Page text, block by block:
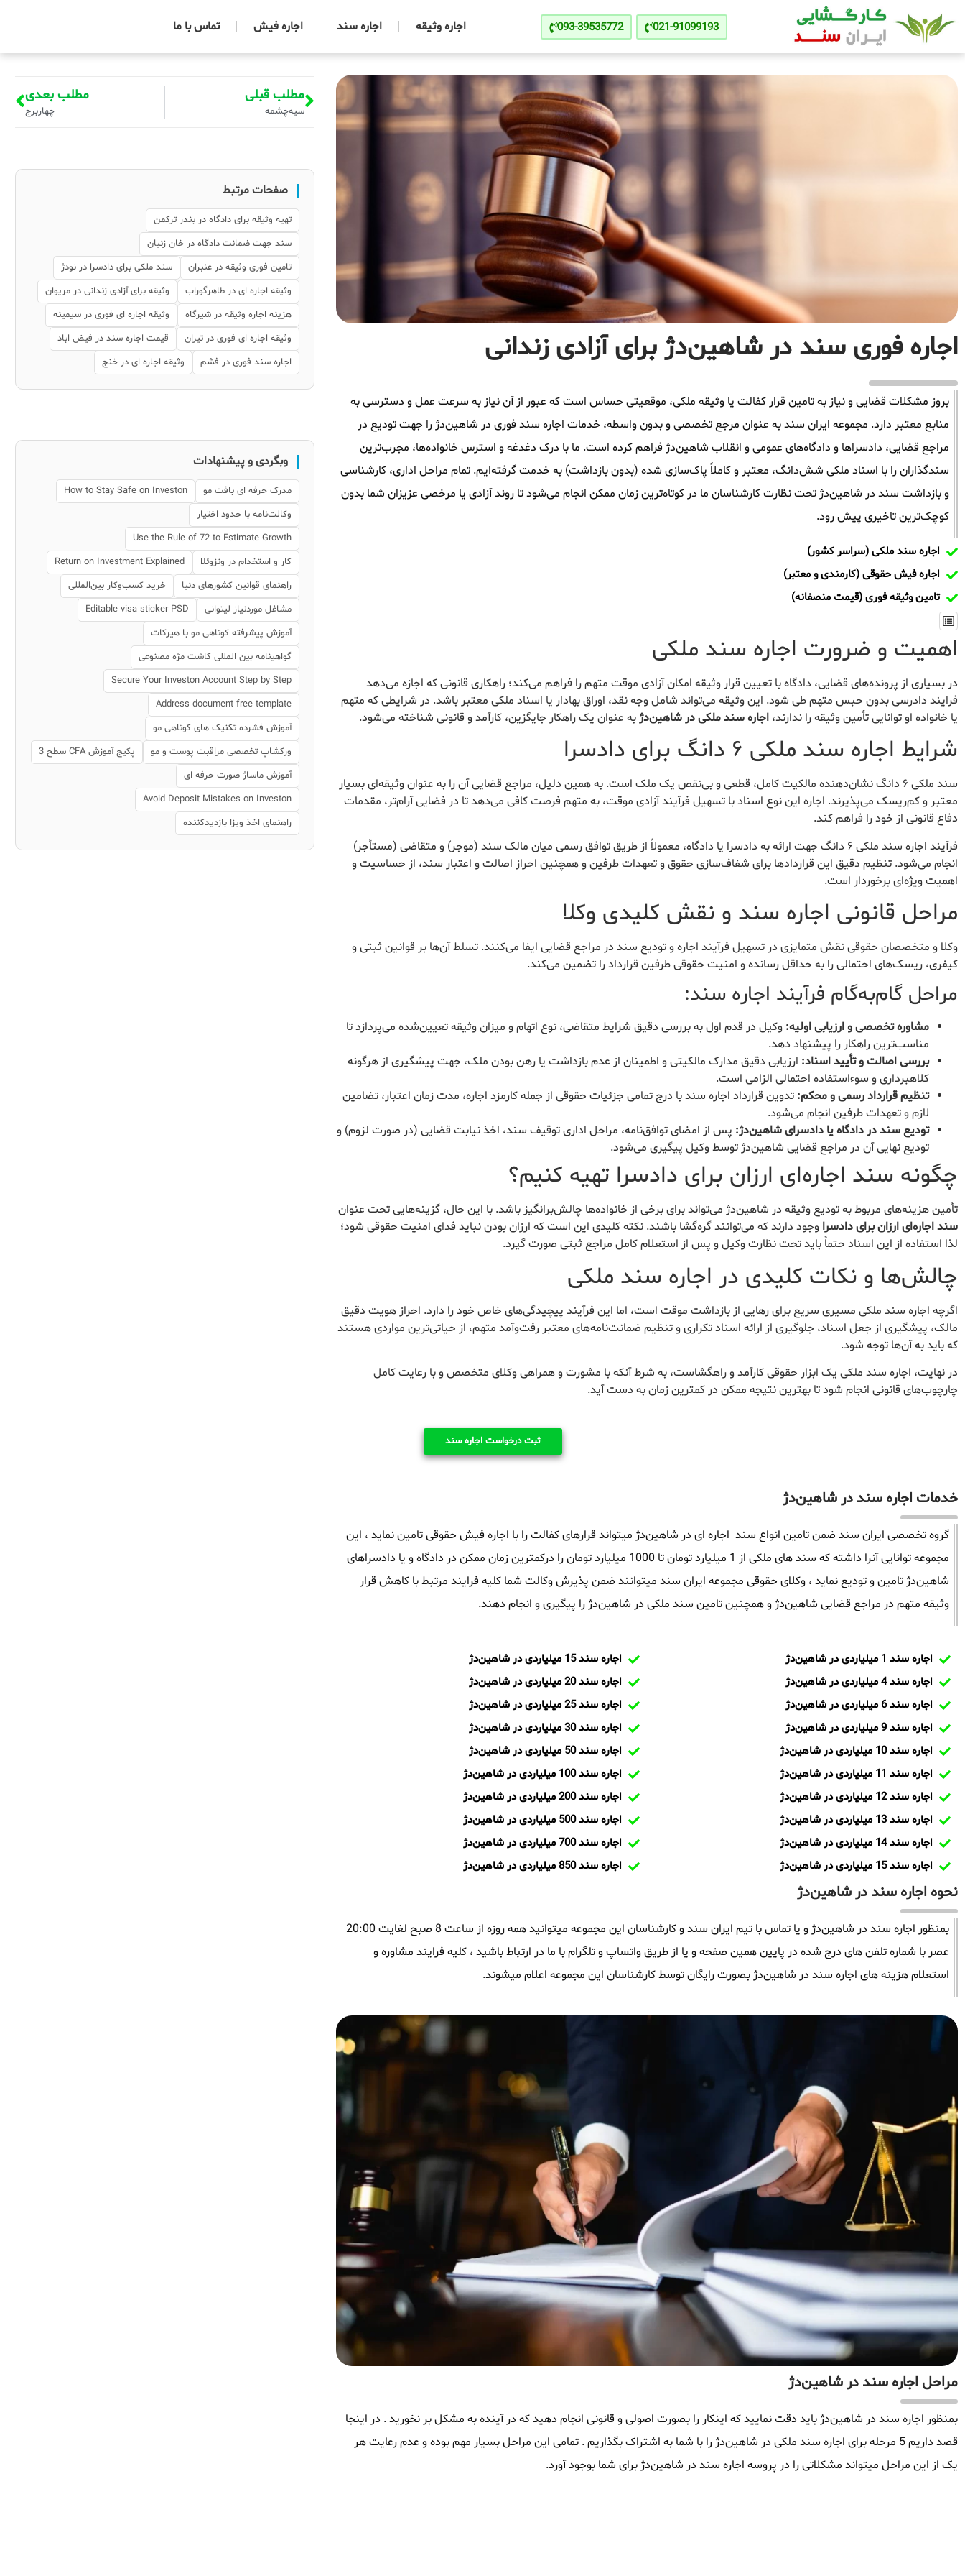
021-91099193
093-39535772 اجاره وثیقه اجاره سند اجاره فیش تماس با ما
اجاره فوری سند در شاهین‌دژ برای آزادی زندانی
بروز مشکلات قضایی و نیاز به تامین قرار کفالت یا وثیقه ملکی، موقعیتی حساس است که عبور از آن نیاز به سرعت عمل و دسترسی به
منابع معتبر دارد. مجموعه ایران سند به عنوان مرجع تخصصی و بدون واسطه، خدمات اجاره سند فوری در شاهین‌دژ را جهت تودیع در
مراجع قضایی، دادسراها و دادگاه‌های عمومی و انقلاب شاهین‌دژ فراهم کرده است. ما با درک دغدغه و استرس خانواده‌ها، مجرب‌ترین
سندگذاران را با اسناد ملکی شش‌دانگ، معتبر و کاملاً پاک‌سازی شده (بدون بازداشت) به خدمت گرفته‌ایم. تمام مراحل اداری، کارشناسی
و بازداشت سند در شاهین‌دژ تحت نظارت کارشناسان ما در کوتاه‌ترین زمان ممکن انجام می‌شود تا روند آزادی یا مرخصی عزیزان شما بدون
کوچک‌ترین تاخیری پیش رود.
اجاره سند ملکی (سراسر کشور)
اجاره فیش حقوقی (کارمندی و معتبر)
تامین وثیقه فوری (قیمت منصفانه)
اهمیت و ضرورت اجاره سند ملکی
در بسیاری از پرونده‌های قضایی، دادگاه با تعیین قرار وثیقه امکان آزادی موقت متهم را فراهم می‌کند؛ راهکاری قانونی که اجازه می‌دهد
فرایند دادرسی بدون حبس متهم طی شود. این وثیقه می‌تواند شامل وجه نقد، اوراق بهادار یا اسناد ملکی معتبر باشد. در شرایطی که متهم
یا خانواده او توانایی تأمین وثیقه را ندارند، اجاره سند ملکی در شاهین‌دژبه عنوان یک راهکار جایگزین، کارآمد و قانونی شناخته می‌شود.
شرایط اجاره سند ملکی ۶ دانگ برای دادسرا
سند ملکی ۶ دانگ نشان‌دهنده مالکیت کامل، قطعی و بی‌نقص یک ملک است. به همین دلیل، مراجع قضایی آن را به عنوان وثیقه‌ای بسیار
معتبر و کم‌ریسک می‌پذیرند. اجاره این نوع اسناد با تسهیل فرآیند آزادی موقت، به متهم فرصت کافی می‌دهد تا در فضایی آرام‌تر، مقدمات
دفاع قانونی از خود را فراهم کند.
فرآیند اجاره سند ملکی ۶ دانگ جهت ارائه به دادسرا یا دادگاه، معمولاً از طریق توافق رسمی میان مالک سند (موجر) و متقاضی (مستأجر)
انجام می‌شود. تنظیم دقیق این قراردادها برای شفاف‌سازی حقوق و تعهدات طرفین و همچنین احراز اصالت و اعتبار سند، از حساسیت و
اهمیت ویژه‌ای برخوردار است.
مراحل قانونی اجاره سند و نقش کلیدی وکلا
وکلا و متخصصان حقوقی نقش متمایزی در تسهیل فرآیند اجاره و تودیع سند در مراجع قضایی ایفا می‌کنند. تسلط آن‌ها بر قوانین ثبتی و
کیفری، ریسک‌های احتمالی را به حداقل رسانده و امنیت حقوقی طرفین قرارداد را تضمین می‌کند.
مراحل گام‌به‌گام فرآیند اجاره سند:
مشاوره تخصصی و ارزیابی اولیه: وکیل در قدم اول به بررسی دقیق شرایط متقاضی، نوع اتهام و میزان وثیقه تعیین‌شده می‌پردازد تا
مناسب‌ترین راهکار را پیشنهاد دهد.
بررسی اصالت و تأیید اسناد: ارزیابی دقیق مدارک مالکیتی و اطمینان از عدم بازداشت یا رهن بودن ملک، جهت پیشگیری از هرگونه
کلاهبرداری و سوءاستفاده احتمالی الزامی است.
تنظیم قرارداد رسمی و محکم: تدوین قرارداد اجاره سند با درج تمامی جزئیات حقوقی از جمله کارمزد اجاره، مدت زمان اعتبار، تضامین
لازم و تعهدات طرفین انجام می‌شود.
تودیع سند در دادگاه یا دادسرای شاهین‌دژ: پس از امضای توافق‌نامه، مراحل اداری توقیف سند، اخذ نیابت قضایی (در صورت لزوم) و
تودیع نهایی آن در مراجع قضایی شاهین‌دژ توسط وکیل پیگیری می‌شود.
چگونه سند اجاره‌ای ارزان برای دادسرا تهیه کنیم؟
تأمین هزینه‌های مربوط به تودیع وثیقه در شاهین‌دژ می‌تواند برای برخی از خانواده‌ها چالش‌برانگیز باشد. با این حال، گزینه‌هایی تحت عنوان
سند اجاره‌ای ارزان برای دادسرا وجود دارند که می‌توانند گره‌گشا باشند. نکته کلیدی این است که ارزان بودن نباید فدای امنیت حقوقی شود؛
لذا استفاده از این اسناد حتماً باید تحت نظارت وکیل و پس از استعلام کامل مراجع ثبتی صورت گیرد.
چالش‌ها و نکات کلیدی در اجاره سند ملکی
اگرچه اجاره سند ملکی مسیری سریع برای رهایی از بازداشت موقت است، اما این فرآیند پیچیدگی‌های خاص خود را دارد. احراز هویت دقیق
مالک، پیشگیری از جعل اسناد، جلوگیری از ارائه اسناد تکراری و تنظیم ضمانت‌نامه‌های معتبر رفت‌وآمد متهم، از حیاتی‌ترین مواردی هستند
که باید به آن‌ها توجه شود.
در نهایت، اجاره سند ملکی یک ابزار حقوقی کارآمد و راهگشاست، به شرط آنکه با مشورت و همراهی وکلای متخصص و با رعایت کامل
چارچوب‌های قانونی انجام شود تا بهترین نتیجه ممکن در کمترین زمان به دست آید.
ثبت درخواست اجاره سند
خدمات اجاره سند در شاهین‌دژ
گروه تخصصی ایران سند ضمن تامین انواع سند اجاره ای در شاهین‌دژ میتواند قرارهای کفالت را با اجاره فیش حقوقی تامین نماید ، این
مجموعه توانایی آنرا داشته که سند های ملکی از 1 میلیارد تومان تا 1000 میلیارد تومان را درکمترین زمان ممکن در دادگاه و یا دادسراهای
شاهین‌دژ تامین و تودیع نماید ، وکلای حقوقی مجموعه ایران سند میتوانند ضمن پذیرش وکالت شما کلیه فرایند مرتبط با کاهش قرار
وثیقه متهم در مراجع قضایی شاهین‌دژ و همچنین تامین سند ملکی در شاهین‌دژ را پیگیری و انجام دهند.
اجاره سند 1 میلیاردی در شاهین‌دژ
اجاره سند 4 میلیاردی در شاهین‌دژ
اجاره سند 6 میلیاردی در شاهین‌دژ
اجاره سند 9 میلیاردی در شاهین‌دژ
اجاره سند 10 میلیاردی در شاهین‌دژ
اجاره سند 11 میلیاردی در شاهین‌دژ
اجاره سند 12 میلیاردی در شاهین‌دژ
اجاره سند 13 میلیاردی در شاهین‌دژ
اجاره سند 14 میلیاردی در شاهین‌دژ
اجاره سند 15 میلیاردی در شاهین‌دژ
اجاره سند 15 میلیاردی در شاهین‌دژ
اجاره سند 20 میلیاردی در شاهین‌دژ
اجاره سند 25 میلیاردی در شاهین‌دژ
اجاره سند 30 میلیاردی در شاهین‌دژ
اجاره سند 50 میلیاردی در شاهین‌دژ
اجاره سند 100 میلیاردی در شاهین‌دژ
اجاره سند 200 میلیاردی در شاهین‌دژ
اجاره سند 500 میلیاردی در شاهین‌دژ
اجاره سند 700 میلیاردی در شاهین‌دژ
اجاره سند 850 میلیاردی در شاهین‌دژ
نحوه اجاره سند در شاهین‌دژ
بمنظور اجاره سند در شاهین‌دژ و یا تماس با تیم ایران سند و کارشناسان این مجموعه میتوانید همه روزه از ساعت 8 صبح لغایت 20:00
عصر با شماره تلفن های درج شده در پایین همین صفحه و یا از طریق واتساپ و تلگرام با ما در ارتباط باشید ، کلیه فرایند مشاوره و
استعلام هزینه های اجاره سند در شاهین‌دژ بصورت رایگان توسط کارشناسان این مجموعه اعلام میشوند.
مراحل اجاره سند در شاهین‌دژ
بمنظور اجاره سند در شاهین‌دژ باید دقت نمایید که اینکار را بصورت اصولی و قانونی انجام دهید که در آینده به مشکل بر نخورید . در اینجا
قصد داریم 5 مرحله برای اجاره سند ملکی در شاهین‌دژ را با شما به اشتراک بگذاریم . تمامی این مراحل بسیار مهم بوده و عدم رعایت هر
یک از این مراحل میتواند مشکلاتی را در پروسه اجاره سند در شاهین‌دژ برای شما بوجود آورد.
مطلب قبلی
سیه‌چشمه
مطلب بعدی
چهاربرج
صفحات مرتبط
تهیه وثیقه برای دادگاه در بندر ترکمن
سند جهت ضمانت دادگاه در خان زنیان
تامین فوری وثیقه در عنبران
سند ملکی برای دادسرا در نودژ
وثیقه اجاره ای در طاهرگوراب
وثیقه برای آزادی زندانی در مریوان
هزینه اجاره وثیقه در شیرگاه
وثیقه اجاره ای فوری در سیمینه
وثیقه اجاره ای فوری در تیران
قیمت اجاره سند در فیض اباد
اجاره سند فوری در فشم
وثیقه اجاره ای در خنج
وبگردی و پیشنهادات
مدرک حرفه ای بافت مو
How to Stay Safe on Investon
وکالت‌نامه با حدود اختیار
Use the Rule of 72 to Estimate Growth
کار و استخدام در ونزوئلا
Return on Investment Explained
راهنمای قوانین کشورهای دنیا
خرید کسب‌وکار بین‌المللی
مشاغل موردنیاز لیتوانی
Editable visa sticker PSD
آموزش پیشرفته کوتاهی مو با هیرکات
گواهینامه بین المللی کاشت مژه مصنوعی
Secure Your Investon Account Step by Step
Address document free template
آموزش فشرده تکنیک های کوتاهی مو
ورکشاپ تخصصی مراقبت پوست و مو
پکیج آموزش CFA سطح 3
آموزش ماساژ صورت حرفه ای
Avoid Deposit Mistakes on Investon
راهنمای اخذ ویزا بازدیدکننده